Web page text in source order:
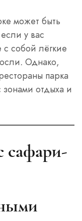
может быть
у вас
собой лёгкие
Однако,
парка
отдыха и
сафари-